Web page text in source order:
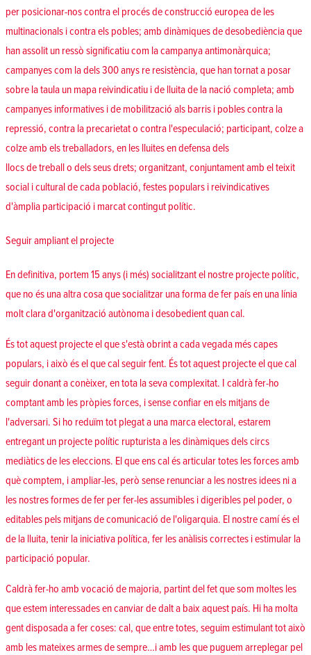
per posicionar-nos contra el procés de construcció europea de les
multinacionals i contra els pobles; amb dinàmiques de desobediència que
han assolit un ressò significatiu com la campanya antimonàrquica;
campanyes com la dels 300 anys re resistència, que han tornat a posar
sobre la taula un mapa reivindicatiu i de lluita de la nació completa; amb
campanyes informatives i de mobilització als barris i pobles contra la
repressió, contra la precarietat o contra l'especulació; participant, colze a
colze amb els treballadors, en les lluites en defensa dels
llocs de treball o dels seus drets; organitzant, conjuntament amb el teixit
social i cultural de cada població, festes populars i reivindicatives
d'àmplia participació i marcat contingut polític.
Seguir ampliant el projecte
En definitiva, portem 15 anys (i més) socialitzant el nostre projecte polític,
que no és una altra cosa que socialitzar una forma de fer país en una línia
molt clara d'organització autònoma i desobedient quan cal.
És tot aquest projecte el que s'està obrint a cada vegada més capes
populars, i això és el que cal seguir fent. És tot aquest projecte el que cal
seguir donant a conèixer, en tota la seva complexitat. I caldrà fer-ho
comptant amb les pròpies forces, i sense confiar en els mitjans de
l'adversari. Si ho reduïm tot plegat a una marca electoral, estarem
entregant un projecte polític rupturista a les dinàmiques dels circs
mediàtics de les eleccions. El que ens cal és articular totes les forces amb
què comptem, i ampliar-les, però sense renunciar a les nostres idees ni a
les nostres formes de fer per fer-les assumibles i digeribles pel poder, o
editables pels mitjans de comunicació de l'oligarquia. El nostre camí és el
de la lluita, tenir la iniciativa política, fer les anàlisis correctes i estimular la
participació popular.
Caldrà fer-ho amb vocació de majoria, partint del fet que som moltes les
que estem interessades en canviar de dalt a baix aquest país. Hi ha molta
gent disposada a fer coses: cal, que entre totes, seguim estimulant tot això
amb les mateixes armes de sempre…i amb les que puguem arreplegar pel